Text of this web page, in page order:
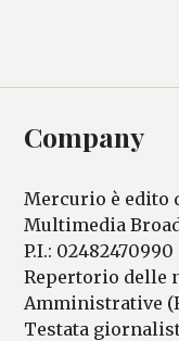
Company
Mercurio è edito
Multimedia
P.I.: 02482470990
Repertorio delle
Amministrative
Testata